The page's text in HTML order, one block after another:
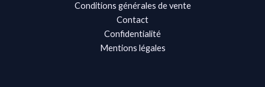
Conditions générales de vente
Contact
Confidentialité
Mentions légales